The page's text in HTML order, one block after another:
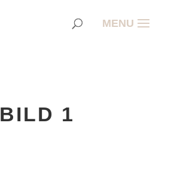
BILD 1